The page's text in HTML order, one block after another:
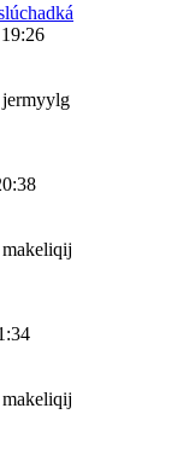
jermyylg
makeliqij
makeliqij